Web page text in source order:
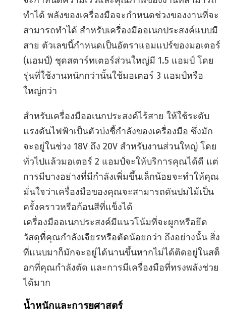
ทำได้ พลังของเครื่องมือจะกำหนดช่วงของงานที่จะ
สามารถทำได้ สำหรับเครื่องมืออเนกประสงค์แบบมี
สาย ตัวเลขนี้กำหนดเป็นอัตราแอมแปร์ของมอเตอร์
(แอมป์) ชุดสตาร์ทเตอร์ส่วนใหญ่มี 1.5 แอมป์ โดย
รุ่นที่ใช้งานหนักกว่านั้นใช้มอเตอร์ 3 แอมป์หรือ
ใหญ่กว่า
สำหรับเครื่องมืออเนกประสงค์ไร้สาย ให้ใช้ระดับ
แรงดันไฟฟ้าเป็นตัวบ่งชี้กำลังของเครื่องมือ ซึ่งมัก
จะอยู่ในช่วง 18V ถึง 20V สำหรับงานส่วนใหญ่ โดย
ทั่วไปแล้วมอเตอร์ 2 แอมป์จะให้บริการคุณได้ดี แต่
การมีบางอย่างที่มีกำลังเพิ่มขึ้นเล็กน้อยจะทำให้คุณ
มั่นใจว่าเครื่องมือของคุณจะสามารถดันปมไม้เป็น
ครั้งคราวหรือก้อนสีที่แข็งได้
เครื่องมืออเนกประสงค์มีแนวโน้มที่จะผูกหรือยึด
วัสดุที่คุณกำลังเจียรหรือตัดน้อยกว่า ถึงอย่างนั้น สิ่ง
ที่แนบมาก็มักจะอยู่ได้นานขึ้นหากไม่ได้ติดอยู่ในสต็
อกที่คุณกำลังตัด และการมีเครื่องมือที่ทรงพลังช่วย
ได้มาก
น้ำหนักและการยศาสตร์